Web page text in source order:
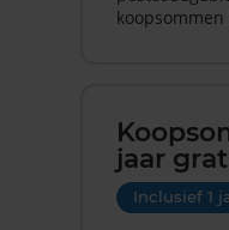
jaar
Inclusief 1